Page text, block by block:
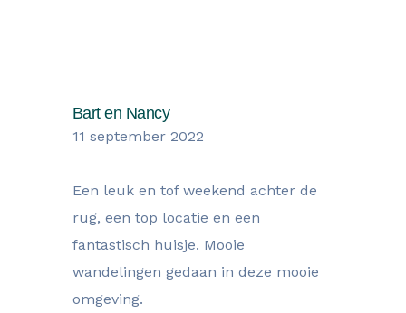
Bart en Nancy
11 september 2022
Een leuk en tof weekend achter de
rug, een top locatie en een
fantastisch huisje. Mooie
wandelingen gedaan in deze mooie
omgeving.